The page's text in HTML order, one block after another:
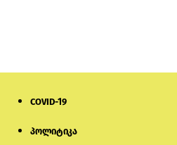
COVID-19
პოლიტიკა